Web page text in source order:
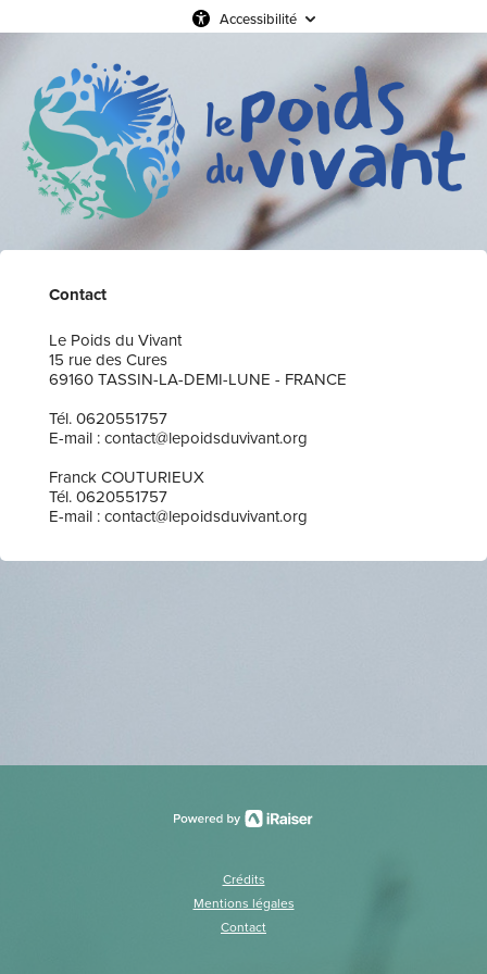
Accessibilité
Contact
Le Poids du Vivant
15 rue des Cures
69160 TASSIN-LA-DEMI-LUNE - FRANCE
Tél. 0620551757
E-mail : contact@lepoidsduvivant.org
Franck COUTURIEUX
Tél. 0620551757
E-mail : contact@lepoidsduvivant.org
Crédits
Mentions légales
Contact